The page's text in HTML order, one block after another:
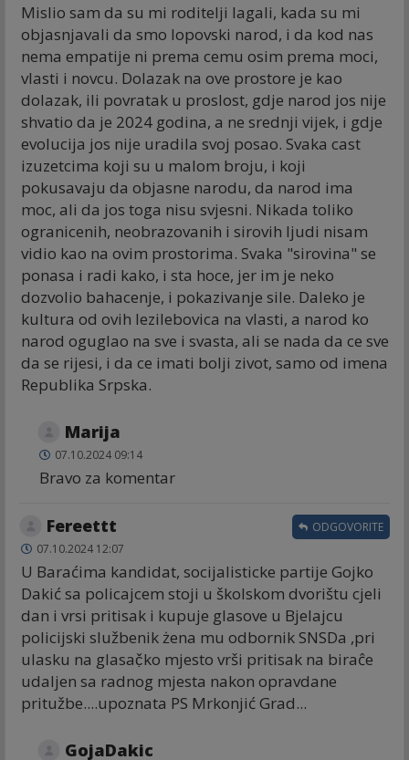
Mislio sam da su mi roditelji lagali, kada su mi
objasnjavali da smo lopovski narod, i da kod nas
nema empatije ni prema cemu osim prema moci,
vlasti i novcu. Dolazak na ove prostore je kao
dolazak, ili povratak u proslost, gdje narod jos nije
shvatio da je 2024 godina, a ne srednji vijek, i gdje
evolucija jos nije uradila svoj posao. Svaka cast
izuzetcima koji su u malom broju, i koji
pokusavaju da objasne narodu, da narod ima
moc, ali da jos toga nisu svjesni. Nikada toliko
ogranicenih, neobrazovanih i sirovih ljudi nisam
vidio kao na ovim prostorima. Svaka "sirovina" se
ponasa i radi kako, i sta hoce, jer im je neko
dozvolio bahacenje, i pokazivanje sile. Daleko je
kultura od ovih lezilebovica na vlasti, a narod ko
narod oguglao na sve i svasta, ali se nada da ce sve
da se rijesi, i da ce imati bolji zivot, samo od imena
Republika Srpska.
Marija
07.10.2024 09:14
Bravo za komentar
Fereettt
07.10.2024 12:07
U Baraćima kandidat, socijalisticke partije Gojko
Dakić sa policajcem stoji u školskom dvorištu cjeli
dan i vrsi pritisak i kupuje glasove u Bjelajcu
policijski službenik żena mu odbornik SNSDa ,pri
ulasku na glasač̣ko mjesto vrši pritisak na biraĉe
udaljen sa radnog mjesta nakon opravdane
pritužbe....upoznata PS Mrkonjić Grad...
ODGOVORITE
GojaDakic